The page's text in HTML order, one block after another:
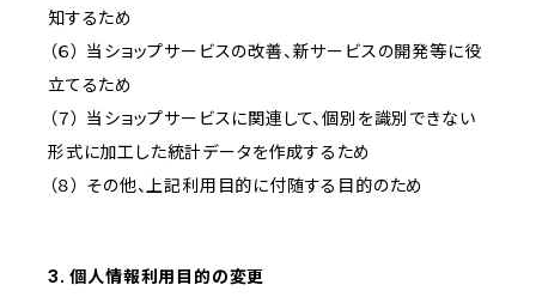
知するため
（６） 当ショップサービスの改善、新サービスの開発等に役
立てるため
（７） 当ショップサービスに関連して、個別を識別できない
形式に加工した統計データを作成するため
（８） その他、上記利用目的に付随する目的のため
3. 個人情報利用目的の変更